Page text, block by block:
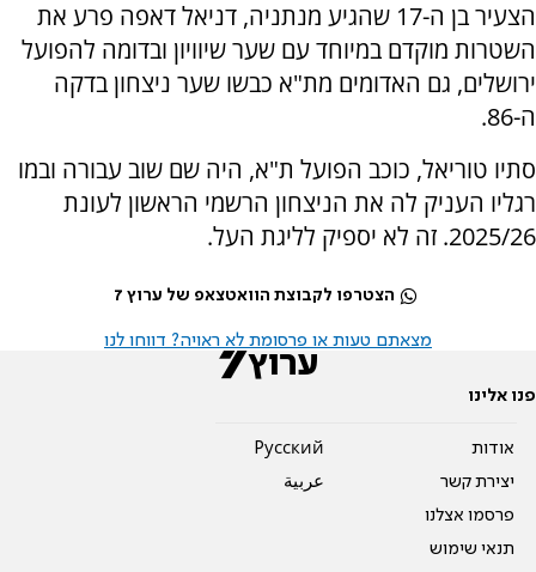
הצעיר בן ה-17 שהגיע מנתניה, דניאל דאפה פרע את
השטרות מוקדם במיוחד עם שער שיוויון ובדומה להפועל
ירושלים, גם האדומים מת"א כבשו שער ניצחון בדקה
ה-86.
סתיו טוריאל, כוכב הפועל ת"א, היה שם שוב עבורה ובמו
רגליו העניק לה את הניצחון הרשמי הראשון לעונת
2025/26. זה לא יספיק לליגת העל.
הצטרפו לקבוצת הוואטצאפ של ערוץ 7
מצאתם טעות או פרסומת לא ראויה? דווחו לנו
פנו אלינו
אודות
יצירת קשר
פרסמו אצלנו
תנאי שימוש
Pусский
عربية